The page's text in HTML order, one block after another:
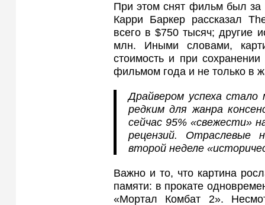
При этом снят фильм был за
Карри Баркер рассказал
всего в $750 тысяч; другие
млн. Иными словами,
стоимость и при
фильмом года и не только в
Драйвером успеха стало
редким для жанра
сейчас 95% «свежести»
рецензий. Отраслевые
второй неделе
Важно и то, что картина
памяти: в прокате
«Мортал Комбат 2».